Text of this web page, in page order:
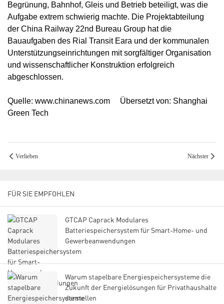
Begrünung, Bahnhof, Gleis und Betrieb beteiligt, was die
Aufgabe extrem schwierig machte. Die Projektabteilung
der China Railway 22nd Bureau Group hat die
Bauaufgaben des Rial Transit Eara und der kommunalen
Unterstützungseinrichtungen mit sorgfältiger Organisation
und wissenschaftlicher Konstruktion erfolgreich
abgeschlossen.
Quelle: www.chinanews.com Übersetzt von: Shanghai
Green Tech
Verlieben Nächster
FÜR SIE EMPFOHLEN
GTCAP Caprack Modulares
Batteriespeichersystem für Smart-Home- und
Gewerbeanwendungen
Warum stapelbare Energiespeichersysteme die
Zukunft der Energielösungen für Privathaushalte
darstellen